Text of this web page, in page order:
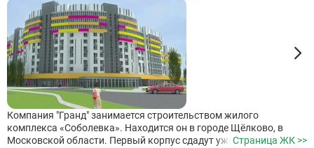
Компания "Гранд" занимается строительством жилого
комплекса «Соболевка». Находится он в городе Щёлково, в
Московской области. Первый корпус сдадут уже в третьем
Страница ЖК >>